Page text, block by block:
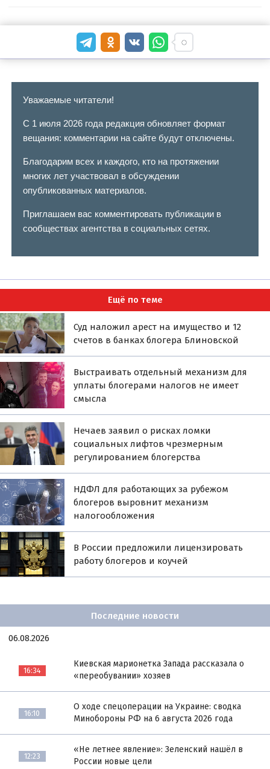
Уважаемые читатели!
С 1 июля 2026 года редакция обновляет формат
вещания: комментарии на сайте будут отключены.
Благодарим всех и каждого, кто на протяжении
многих лет участвовал в обсуждении
опубликованных материалов.
Приглашаем вас комментировать публикации в
сообществах агентства в социальных сетях.
Ещё по теме
Суд наложил арест на имущество и 12
счетов в банках блогера Блиновской
Выстраивать отдельный механизм для
уплаты блогерами налогов не имеет
смысла
Нечаев заявил о рисках ломки
социальных лифтов чрезмерным
регулированием блогерства
НДФЛ для работающих за рубежом
блогеров выровнит механизм
налогообложения
В России предложили лицензировать
работу блогеров и коучей
Последние новости
06.08.2026
16:34
Киевская марионетка Запада рассказала о
«переобувании» хозяев
16:10
О ходе спецоперации на Украине: сводка
Минобороны РФ на 6 августа 2026 года
12:23
«Не летнее явление»: Зеленский нашёл в
России новые цели